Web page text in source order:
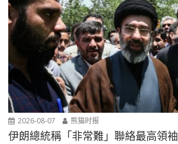
2026-08-07 熊猫时报
伊朗總統稱「非常難」聯絡最高領袖